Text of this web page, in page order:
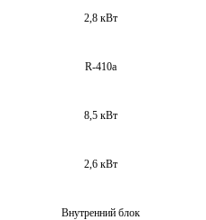
2,8 кВт
R-410a
8,5 кВт
2,6 кВт
Внутренний блок